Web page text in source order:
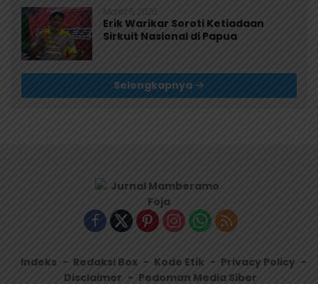
Maret 5, 2026
Erik Warikar Soroti Ketiadaan
Sirkuit Nasional di Papua
Selengkapnya
Indeks Redaksi Box Kode Etik
Privacy Policy
Disclaimer
Pedoman Media Siber